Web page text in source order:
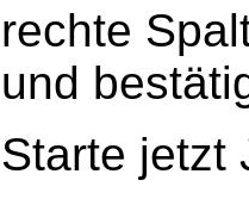
rechte
und
Starte jetzt